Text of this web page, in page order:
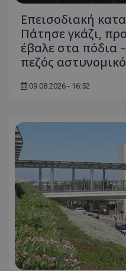
Επεισοδιακή
Πάτησε γκάζι,
έβαλε στα πόδια
πεζός
09.08.2026 - 16:52